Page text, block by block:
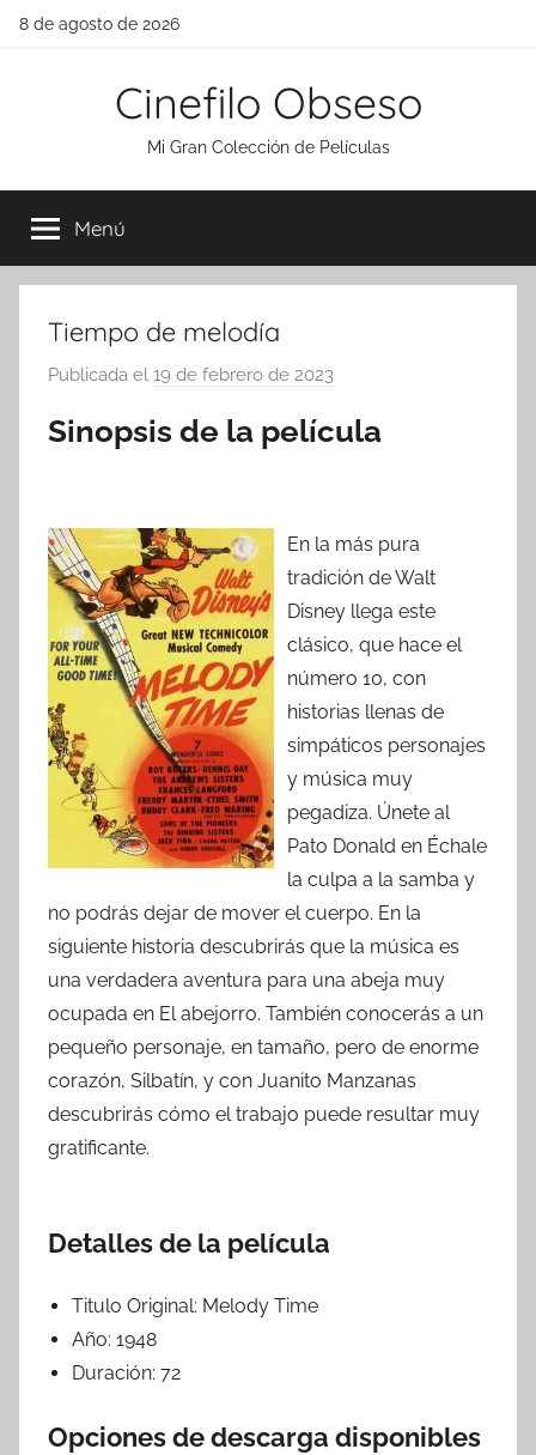
Saltar
8 de agosto de 2026
Cinefilo Obseso
Mi Gran Colección de Películas
Menú
Tiempo de melodía
Publicada el 19 de febrero de 2023
r
Sinopsis de la película
En la más pura
tradición de Walt
Disney llega este
clásico, que hace el
número 10, con
historias llenas de
simpáticos personajes
y música muy
pegadiza. Únete al
Pato Donald en Échale
la culpa a la samba y
no podrás dejar de mover el cuerpo. En la
siguiente historia descubrirás que la música es
una verdadera aventura para una abeja muy
ocupada en El abejorro. También conocerás a un
pequeño personaje, en tamaño, pero de enorme
corazón, Silbatín, y con Juanito Manzanas
descubrirás cómo el trabajo puede resultar muy
gratificante.
Detalles de la película
Titulo Original: Melody Time
Año: 1948
Duración: 72
Opciones de descarga disponibles